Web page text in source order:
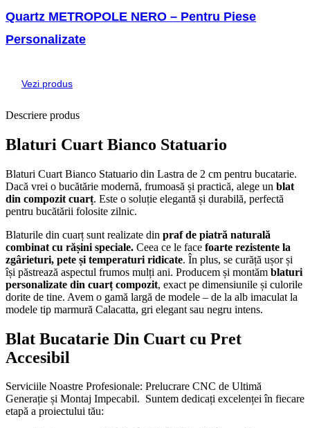
Quartz METROPOLE NERO – Pentru Piese
Personalizate
Vezi produs
Descriere produs
Blaturi Cuart Bianco Statuario
Blaturi Cuart Bianco Statuario din Lastra de 2 cm pentru bucatarie.
Dacă vrei o bucătărie modernă, frumoasă și practică, alege un blat
din compozit cuarț. Este o soluție elegantă și durabilă, perfectă
pentru bucătării folosite zilnic.
Blaturile din cuarț sunt realizate din praf de piatră naturală
combinat cu rășini speciale. Ceea ce le face foarte rezistente la
zgârieturi, pete și temperaturi ridicate. În plus, se curăță ușor și
își păstrează aspectul frumos mulți ani. Producem și montăm blaturi
personalizate din cuarț compozit, exact pe dimensiunile și culorile
dorite de tine. Avem o gamă largă de modele – de la alb imaculat la
modele tip marmură Calacatta, gri elegant sau negru intens.
Blat Bucatarie Din Cuart cu Pret
Accesibil
Serviciile Noastre Profesionale: Prelucrare CNC de Ultimă
Generație și Montaj Impecabil. Suntem dedicați excelenței în fiecare
etapă a proiectului tău: